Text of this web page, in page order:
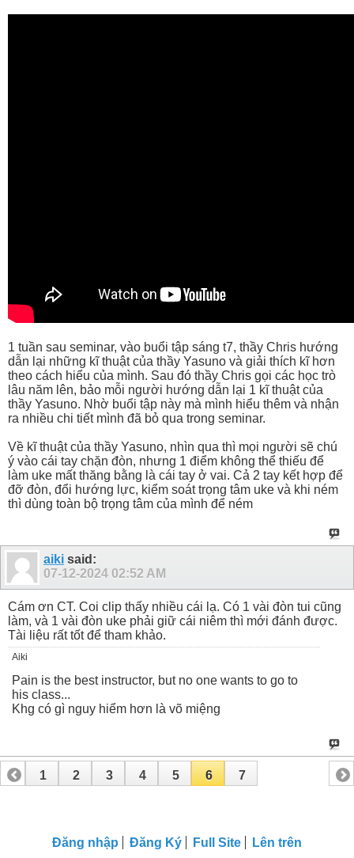
1 tuần sau seminar, vào buổi tập sáng t7, thầy Chris hướng
dẫn lại những kĩ thuật của thầy Yasuno và giải thích kĩ hơn
theo cách hiểu của mình. Sau đó thầy Chris gọi các học trò
lâu năm lên, bảo mỗi người hướng dẫn lại 1 kĩ thuật của
thầy Yasuno. Nhờ buổi tập này mà mình hiểu thêm và nhận
ra nhiều chi tiết mình đã bỏ qua trong seminar.
Về kĩ thuật của thầy Yasuno, nhìn qua thì mọi người sẽ chú
ý vào cái tay chặn đòn, nhưng 1 điểm không thể thiếu để
làm uke mất thăng bằng là cái tay ở vai. Cả 2 tay kết hợp để
đỡ đòn, đổi hướng lực, kiểm soát trọng tâm uke và khi ném
thì dùng toàn bộ trọng tâm của mình để ném
aiki said:
07-12-2024 02:52 AM
Cám ơn CT. Coi clip thấy nhiều cái lạ. Có 1 vài đòn tui cũng
làm, và 1 vài đòn uke phải giữ cái niêm thì mới đánh được.
Tài liệu rất tốt để tham khảo.
Aiki
Pain is the best instructor, but no one wants to go to
his class...
Khg có gì nguy hiểm hơn là võ miệng
1 2 3 4 5 6 7
Đăng nhập Đăng Ký Full Site Lên trên